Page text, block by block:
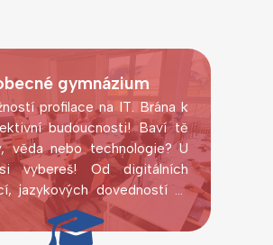
gymnázium
profilace na IT. Brána k
Baví tě
věda nebo technologie? U
vybereš! Od digitálních
až
pokusy.